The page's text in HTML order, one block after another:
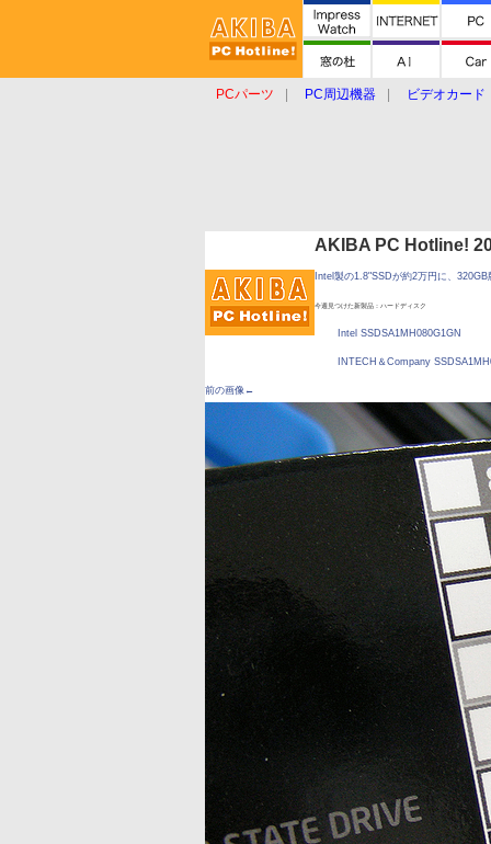
PCパーツ PC周辺機器
ビデオカード
AKIBA PC Hotline!
Intel製の1.8"SSDが約2万円に、320GB
今週見つけた新製品：ハードディスク
Intel SSDSA1MH080G1GN
INTECH＆Company
前の画像←